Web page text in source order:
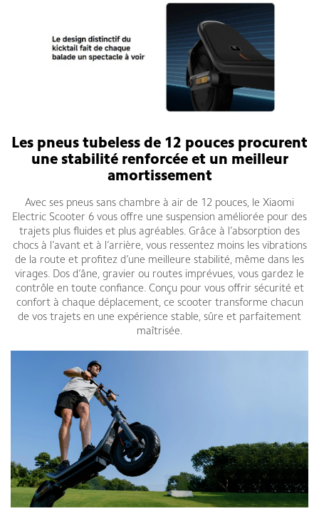
Les pneus tubeless de 12 pouces procurent
une stabilité renforcée et un meilleur
amortissement
Avec ses pneus sans chambre à air de 12 pouces, le Xiaomi
Electric Scooter 6 vous offre une suspension améliorée pour des
trajets plus fluides et plus agréables. Grâce à l’absorption des
chocs à l’avant et à l’arrière, vous ressentez moins les vibrations
de la route et profitez d’une meilleure stabilité, même dans les
virages. Dos d’âne, gravier ou routes imprévues, vous gardez le
contrôle en toute confiance. Conçu pour vous offrir sécurité et
confort à chaque déplacement, ce scooter transforme chacun
de vos trajets en une expérience stable, sûre et parfaitement
maîtrisée.